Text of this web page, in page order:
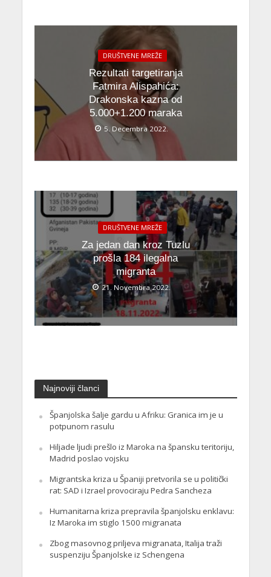
DRUŠTVENE MREŽE
Rezultati targetiranja
Fatmira Alispahića:
Drakonska kazna od
5.000+1.200 maraka
5. Decembra 2022.
DRUŠTVENE MREŽE
Za jedan dan kroz Tuzlu
prošla 184 ilegalna
migranta
21. Novembra 2022.
Najnoviji članci
Španjolska šalje gardu u Afriku: Granica im je u
potpunom rasulu
Hiljade ljudi prešlo iz Maroka na špansku teritoriju,
Madrid poslao vojsku
Migrantska kriza u Španiji pretvorila se u politički
rat: SAD i Izrael provociraju Pedra Sancheza
Humanitarna kriza prepravila španjolsku enklavu:
Iz Maroka im stiglo 1500 migranata
Zbog masovnog priljeva migranata, Italija traži
suspenziju Španjolske iz Schengena